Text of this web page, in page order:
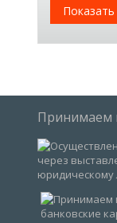
Показать
Принимаем